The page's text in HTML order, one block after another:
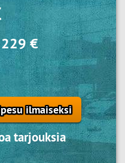
229 €
ilmaiseksi
tarjouksia